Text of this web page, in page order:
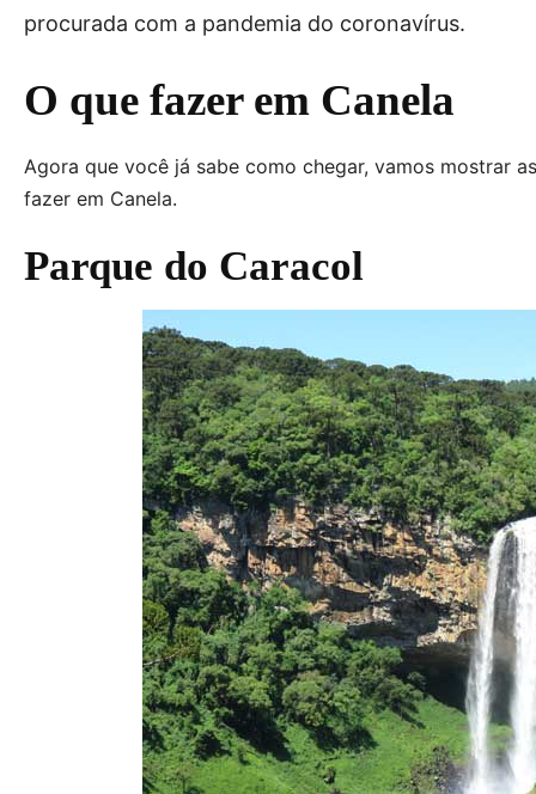
procurada com a pandemia do coronavírus.
O que fazer em Canela
Agora que você já sabe como chegar, vamos mostrar
fazer em Canela.
Parque do Caracol